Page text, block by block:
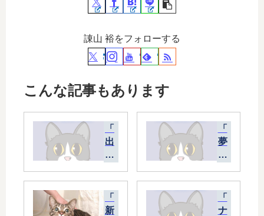
諌山 裕をフォローする
こんな記事もあります
「
出
だ
は
好
調
「
夢
の
の
も
う
「
新
「
ナ